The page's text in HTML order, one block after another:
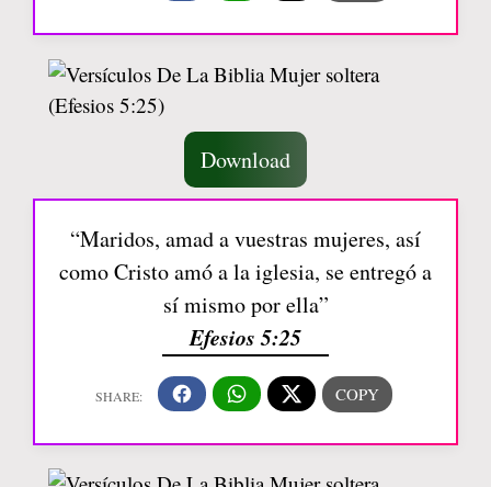
Download
“Maridos, amad a vuestras mujeres, así
como Cristo amó a la iglesia, se entregó a
sí mismo por ella”
Efesios 5:25